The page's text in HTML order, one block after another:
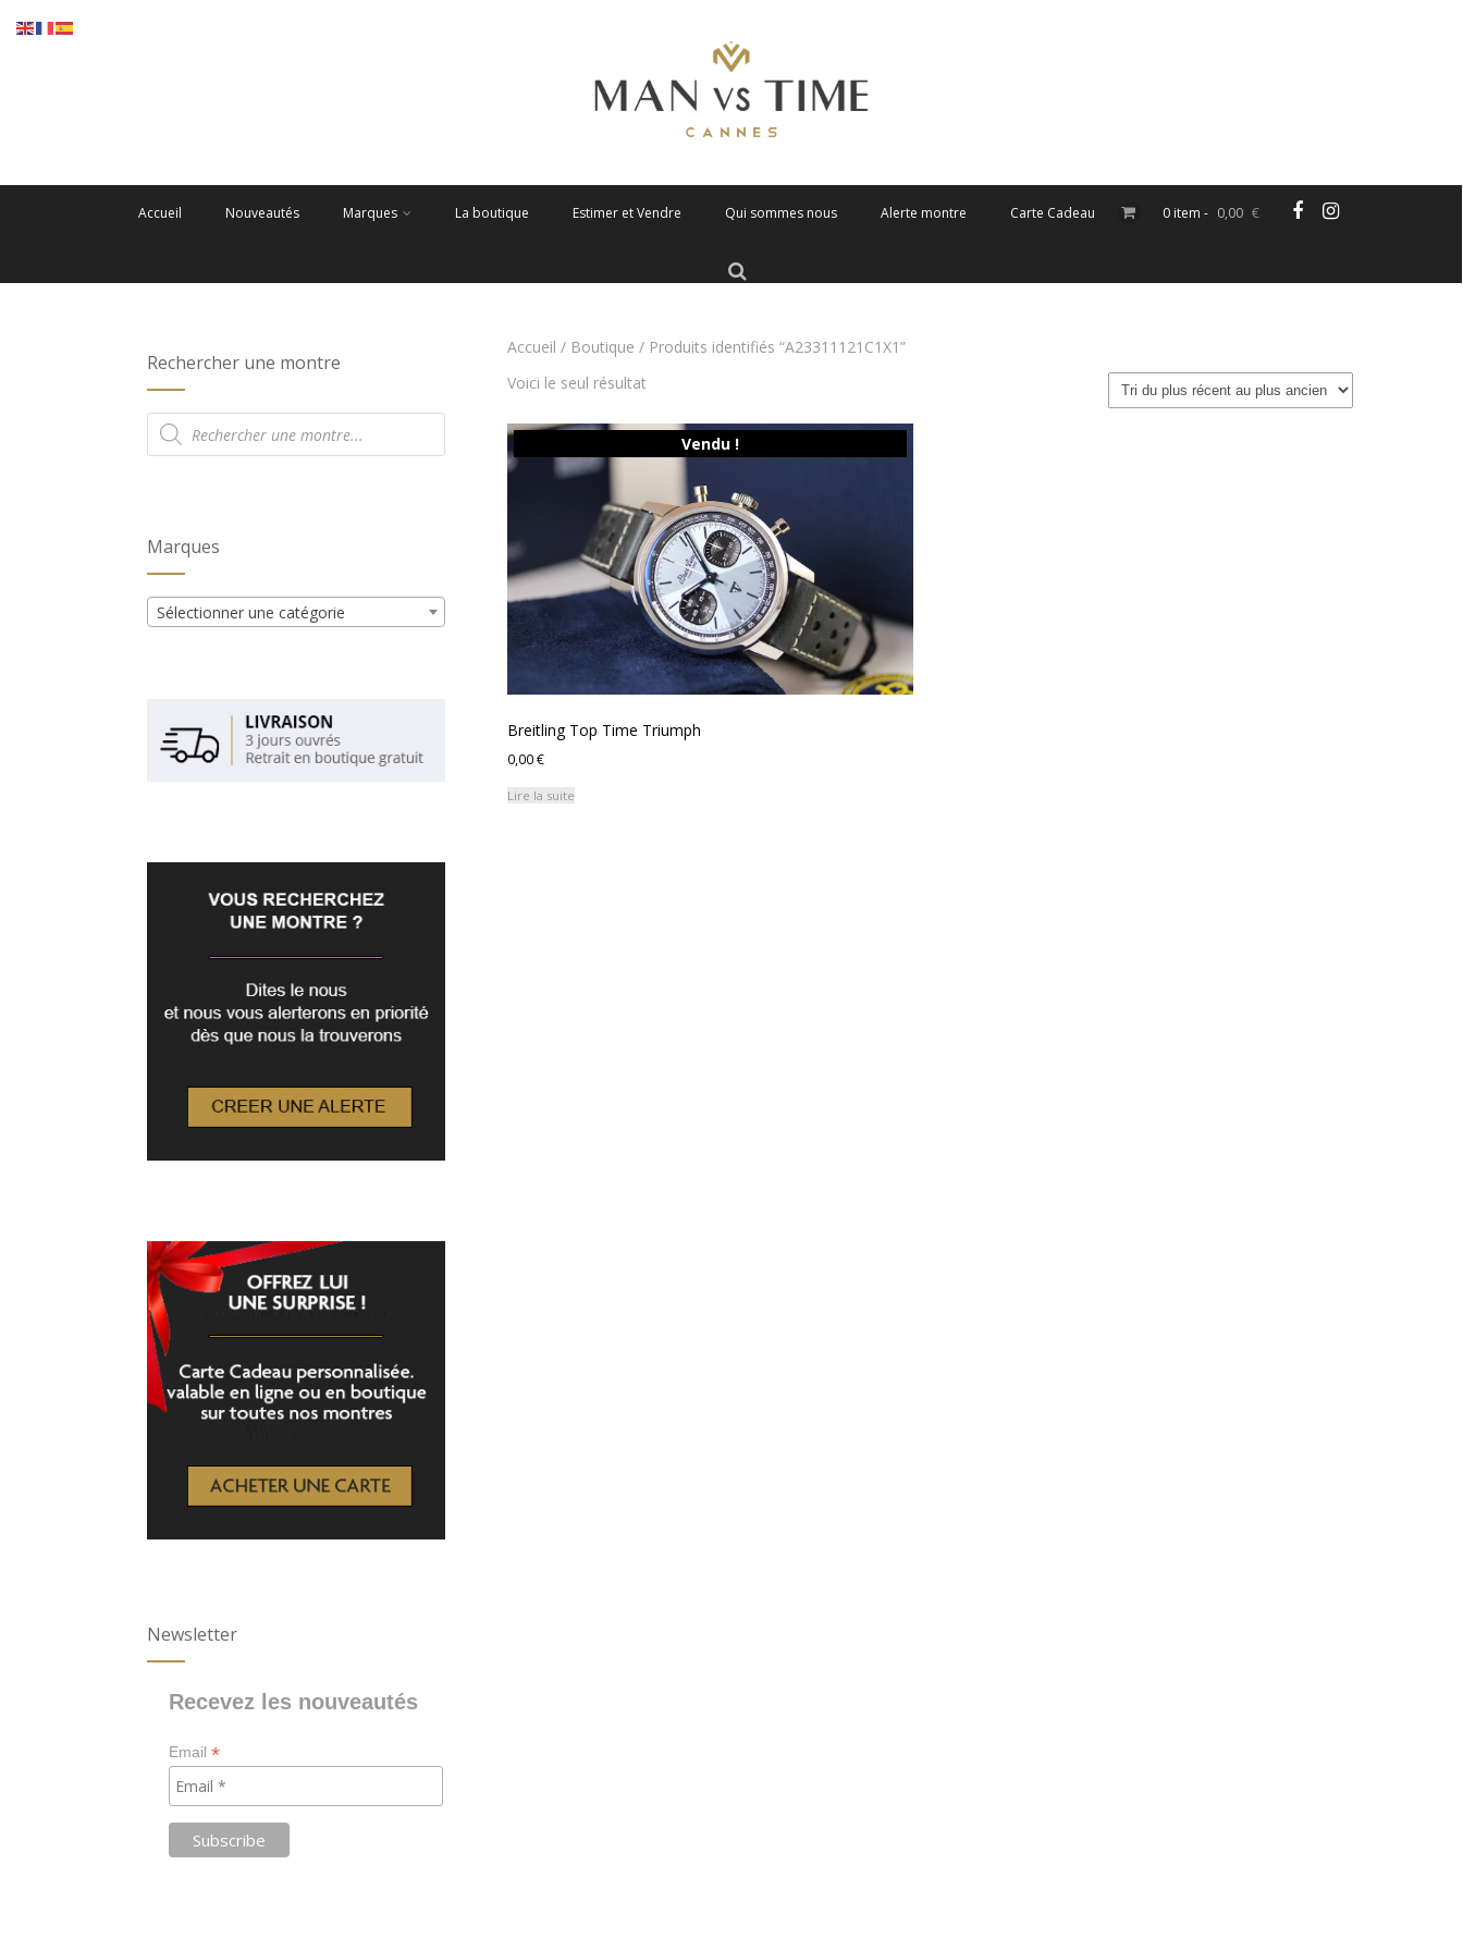
Accueil Nouveautés Marques La boutique Estimer et Vendre Qui sommes nous Alerte montre Carte Cadeau 0 item - 0,00 €
Accueil / Boutique / Produits identifiés “A23311121C1X1”
Voici le seul résultat
Vendu !
Breitling Top Time Triumph
0,00€
Lire la suite
Rechercher une montre
Recherche
de
produits
Marques
Sélectionner une catégorie
Newsletter
Recevez les nouveautés
Email*